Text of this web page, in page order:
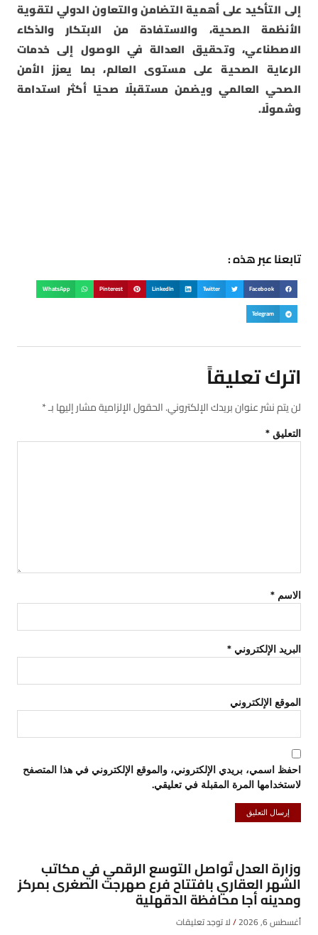
إلى التأكيد على أهمية التضامن والتعاون الدولي لتقوية
الأنظمة الصحية، والاستفادة من الابتكار والذكاء
الاصطناعي، وتحقيق العدالة في الوصول إلى خدمات
الرعاية الصحية على مستوى العالم، بما يعزز الأمن
الصحي العالمي ويضمن مستقبلًا صحيًا أكثر استدامة
وشمولًا.
تابعنا عبر هذه :
Facebook
Twitter
LinkedIn
Pinterest
WhatsApp
Telegram
اترك تعليقاً
لن يتم نشر عنوان بريدك الإلكتروني.الحقول الإلزامية مشار إليها بـ*
التعليق *
الاسم *
البريد الإلكتروني *
الموقع الإلكتروني
احفظ اسمي، بريدي الإلكتروني، والموقع الإلكتروني في هذا المتصفح
لاستخدامها المرة المقبلة في تعليقي.
وزارة العدل تُواصل التوسع الرقمي في مكاتب
الشهر العقاري بافتتاح فرع صهرجت الصغرى بمركز
ومدينه أجا محافظة الدقهلية
أغسطس 6, 2026 لا توجد تعليقات